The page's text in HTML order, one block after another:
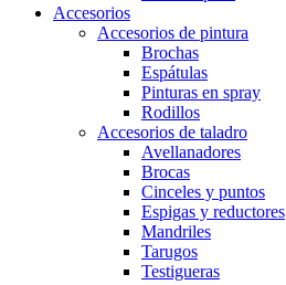
Accesorios
Accesorios de pintura
Brochas
Espátulas
Pinturas en spray
Rodillos
Accesorios de taladro
Avellanadores
Brocas
Cinceles y puntos
Espigas y reductores
Mandriles
Tarugos
Testigueras